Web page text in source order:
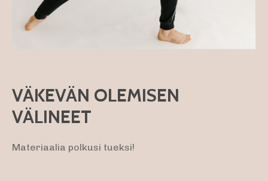
VÄKEVÄN OLEMISEN
VÄLINEET
Materiaalia polkusi tueksi!